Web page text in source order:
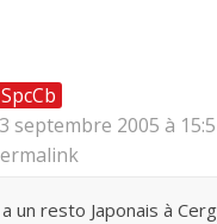
SpcCb
septembre 2005 à
un resto Japonais à